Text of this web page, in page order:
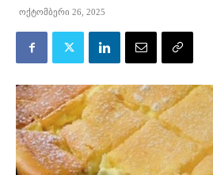
ოქტომბერი 26, 2025